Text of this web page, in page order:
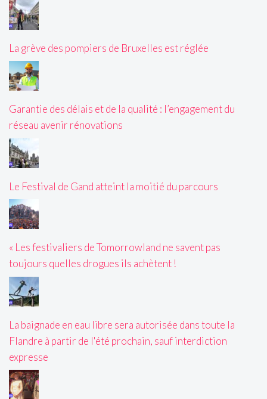
La grève des pompiers de Bruxelles est réglée
Garantie des délais et de la qualité : l’engagement du
réseau avenir rénovations
Le Festival de Gand atteint la moitié du parcours
« Les festivaliers de Tomorrowland ne savent pas
toujours quelles drogues ils achètent !
La baignade en eau libre sera autorisée dans toute la
Flandre à partir de l'été prochain, sauf interdiction
expresse